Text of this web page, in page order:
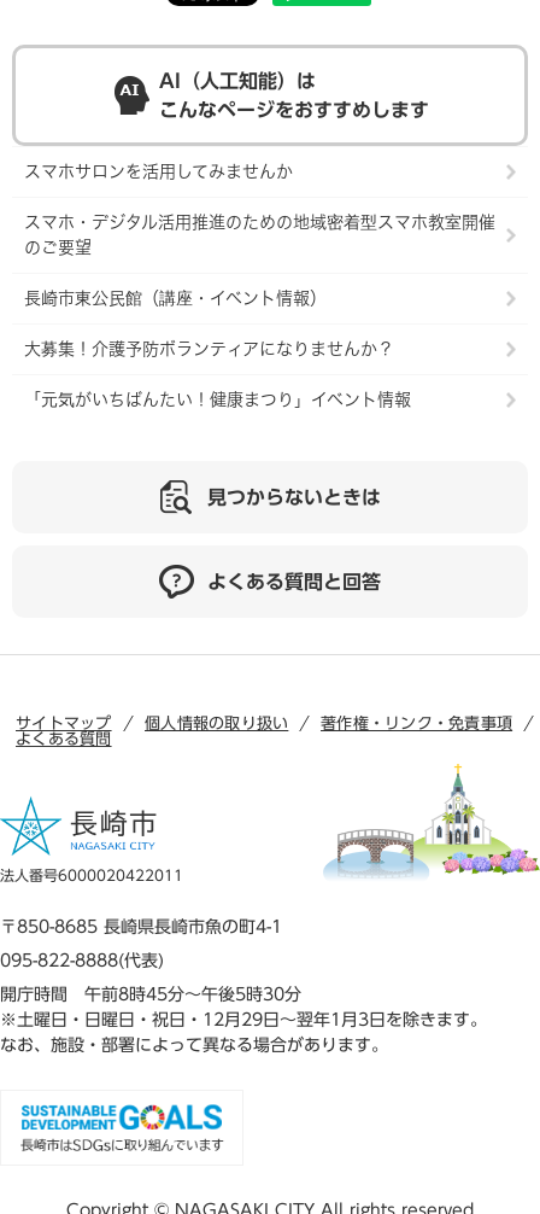
AI（人工知能）は
こんなページをおすすめします
スマホサロンを活用してみませんか
スマホ・デジタル活用推進のための地域密着型スマホ教室開催
のご要望
長崎市東公民館（講座・イベント情報）
大募集！介護予防ボランティアになりませんか？
「元気がいちばんたい！健康まつり」イベント情報
見つからないときは
よくある質問と回答
サイトマップ 個人情報の取り扱い
著作権・リンク・免責事項
よくある質問
法人番号6000020422011
〒850-8685 長崎県長崎市魚の町4-1
095-822-8888(代表)
開庁時間 午前8時45分～午後5時30分
※土曜日・日曜日・祝日・12月29日～翌年1月3日を除きます。
なお、施設・部署によって異なる場合があります。